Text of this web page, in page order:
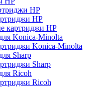
HP
HP
картриджи HP
Konica-Minolta
Konica-Minolta
Sharp
Sharp
Ricoh
Ricoh